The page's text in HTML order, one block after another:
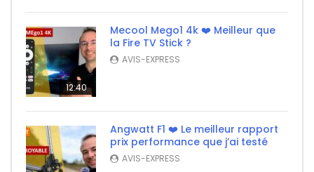
12:40
Mecool Mego1 4k ❤️ Meilleur que
la Fire TV Stick ?
AVIS-EXPRESS
Angwatt F1 ❤️ Le meilleur rapport
prix performance que j’ai testé
AVIS-EXPRESS